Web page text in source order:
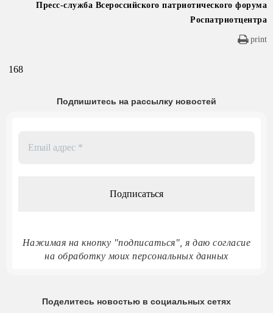
Пресс-служба Всероссийского патриотического форума
Роспатриотцентра
print
168
Подпишитесь на рассылку новостей
Нажимая на кнопку "подписаться", я даю согласие
на обработку моих персональных данных
Поделитесь новостью в социальных сетях